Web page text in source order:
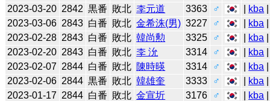
2023-03-20 2842 黒番 敗北 李元道 3363 ♂ kba
2023-03-06 2843 白番 敗北 金希洙(男) 3227 ♂ kba
2023-02-28 2843 白番 敗北 韓尚勲 3325 ♂ kba
2023-02-20 2843 白番 敗北 李 沇 3314 ♂ kba
2023-02-07 2844 白番 敗北 陳時暎 3314 ♂ kba
2023-02-06 2844 黒番 敗北 韓雄奎 3333 ♂ kba
2023-01-17 2844 白番 敗北 金宣圻 3176 ♂ kba